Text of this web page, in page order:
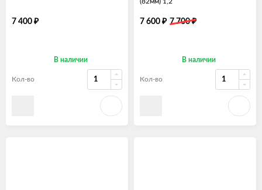
7 400 ₽
В наличии
Кол-во
(82мм) 1,2
7 600 ₽ 7 700₽
В наличии
Кол-во